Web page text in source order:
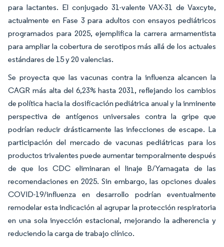
para lactantes. El conjugado 31-valente VAX-31 de Vaxcyte,
actualmente en Fase 3 para adultos con ensayos pediátricos
programados para 2025, ejemplifica la carrera armamentista
para ampliar la cobertura de serotipos más allá de los actuales
estándares de 15 y 20 valencias.
Se proyecta que las vacunas contra la influenza alcancen la
CAGR más alta del 6,23% hasta 2031, reflejando los cambios
de política hacia la dosificación pediátrica anual y la inminente
perspectiva de antígenos universales contra la gripe que
podrían reducir drásticamente las infecciones de escape. La
participación del mercado de vacunas pediátricas para los
productos trivalentes puede aumentar temporalmente después
de que los CDC eliminaran el linaje B/Yamagata de las
recomendaciones en 2025. Sin embargo, las opciones duales
COVID-19/influenza en desarrollo podrían eventualmente
remodelar esta indicación al agrupar la protección respiratoria
en una sola inyección estacional, mejorando la adherencia y
reduciendo la carga de trabajo clínico.